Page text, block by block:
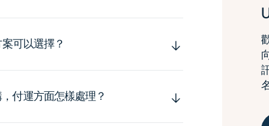
可以選擇？
付運方面怎樣處理？